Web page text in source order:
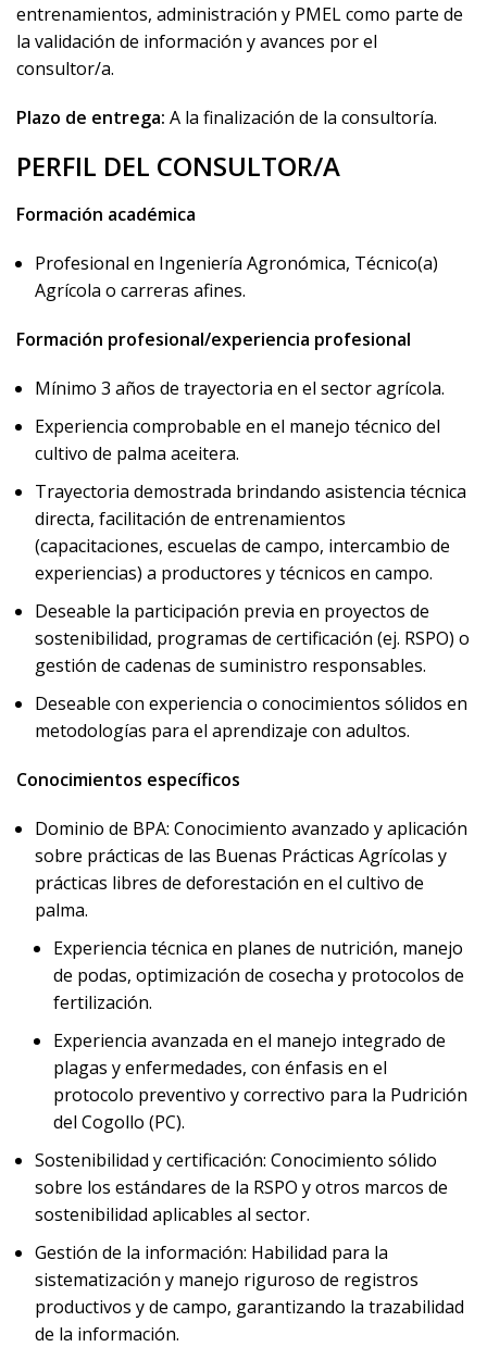
entrenamientos, administración y PMEL como parte de
la validación de información y avances por el
consultor/a.
Plazo de entrega: A la finalización de la consultoría.
PERFIL DEL CONSULTOR/A
Formación académica
Profesional en Ingeniería Agronómica, Técnico(a)
Agrícola o carreras afines.
Formación profesional/experiencia profesional
Mínimo 3 años de trayectoria en el sector agrícola.
Experiencia comprobable en el manejo técnico del
cultivo de palma aceitera.
Trayectoria demostrada brindando asistencia técnica
directa, facilitación de entrenamientos
(capacitaciones, escuelas de campo, intercambio de
experiencias) a productores y técnicos en campo.
Deseable la participación previa en proyectos de
sostenibilidad, programas de certificación (ej. RSPO) o
gestión de cadenas de suministro responsables.
Deseable con experiencia o conocimientos sólidos en
metodologías para el aprendizaje con adultos.
Conocimientos específicos
Dominio de BPA: Conocimiento avanzado y aplicación
sobre prácticas de las Buenas Prácticas Agrícolas y
prácticas libres de deforestación en el cultivo de
palma.
Experiencia técnica en planes de nutrición, manejo
de podas, optimización de cosecha y protocolos de
fertilización.
Experiencia avanzada en el manejo integrado de
plagas y enfermedades, con énfasis en el
protocolo preventivo y correctivo para la Pudrición
del Cogollo (PC).
Sostenibilidad y certificación: Conocimiento sólido
sobre los estándares de la RSPO y otros marcos de
sostenibilidad aplicables al sector.
Gestión de la información: Habilidad para la
sistematización y manejo riguroso de registros
productivos y de campo, garantizando la trazabilidad
de la información.